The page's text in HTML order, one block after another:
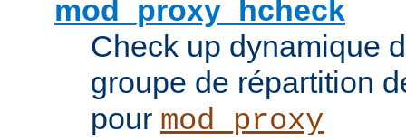
mod_proxy_hcheck
Check up dynamique
groupe de répartition
pour mod_proxy